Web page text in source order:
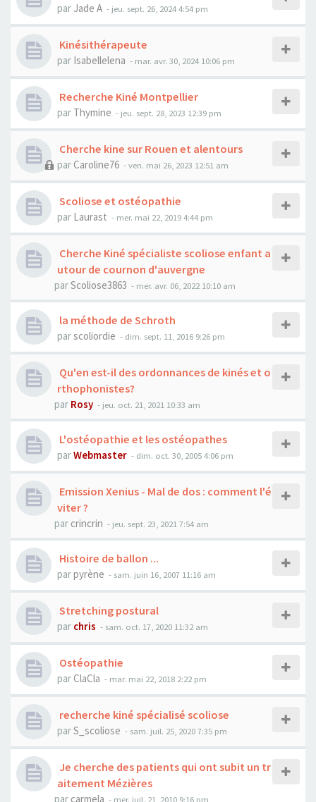
par Jade A - jeu. sept. 26, 2024 4:54 pm
Kinésithérapeute
par Isabellelena - mar. avr. 30, 2024 10:06 pm
Recherche Kiné Montpellier
par Thymine - jeu. sept. 28, 2023 12:39 pm
Cherche kine sur Rouen et alentours
par Caroline76 - ven. mai 26, 2023 12:51 am
Scoliose et ostéopathie
par Laurast - mer. mai 22, 2019 4:44 pm
Cherche Kiné spécialiste scoliose enfant a
utour de cournon d'auvergne
parScoliose3863 - mer. avr. 06, 2022 10:10 am
la méthode de Schroth
parscoliordie - dim. sept. 11, 2016 9:26 pm
Qu'en est-il des ordonnances de kinés et o
rthophonistes?
par Rosy - jeu. oct. 21, 2021 10:33 am
L'ostéopathie et les ostéopathes
parWebmaster - dim. oct. 30, 2005 4:06 pm
Emission Xenius - Mal de dos : comment l'é
viter ?
par crincrin - jeu. sept. 23, 2021 7:54 am
Histoire de ballon ...
parpyrène - sam. juin 16, 2007 11:16 am
Stretching postural
par chris - sam. oct. 17, 2020 11:32 am
Ostéopathie
parClaCla - mar. mai 22, 2018 2:22 pm
recherche kiné spécialisé scoliose
parS_scoliose - sam. juil. 25, 2020 7:35 pm
Je cherche des patients qui ont subit un tr
aitement Mézières
par carmela - mer. juil. 21, 2010 9:16 pm